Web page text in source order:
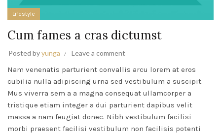
Lifestyle
Cum fames a cras dictumst
Posted byyunga Leave a comment
Nam venenatis parturient convallis arcu lorem at eros
cubilia nulla adipiscing urna sed vestibulum a suscipit.
Mus viverra sem a a magna consequat ullamcorper a
tristique etiam integer a dui parturient dapibus velit
massa a nam feugiat donec. Nibh vestibulum facilisi
morbi praesent facilisi vestibulum non facilisis potenti